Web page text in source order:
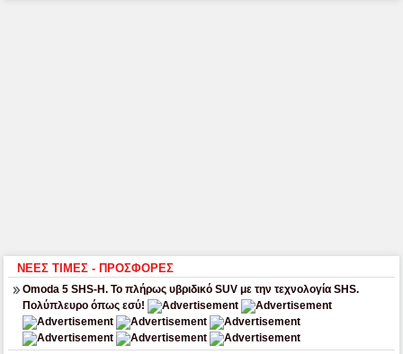
ΝΕΕΣ ΤΙΜΕΣ - ΠΡΟΣΦΟΡΕΣ
Omoda 5 SHS-H. Το πλήρως υβριδικό SUV με την τεχνολογία SHS.
Πολύπλευρο όπως εσύ!